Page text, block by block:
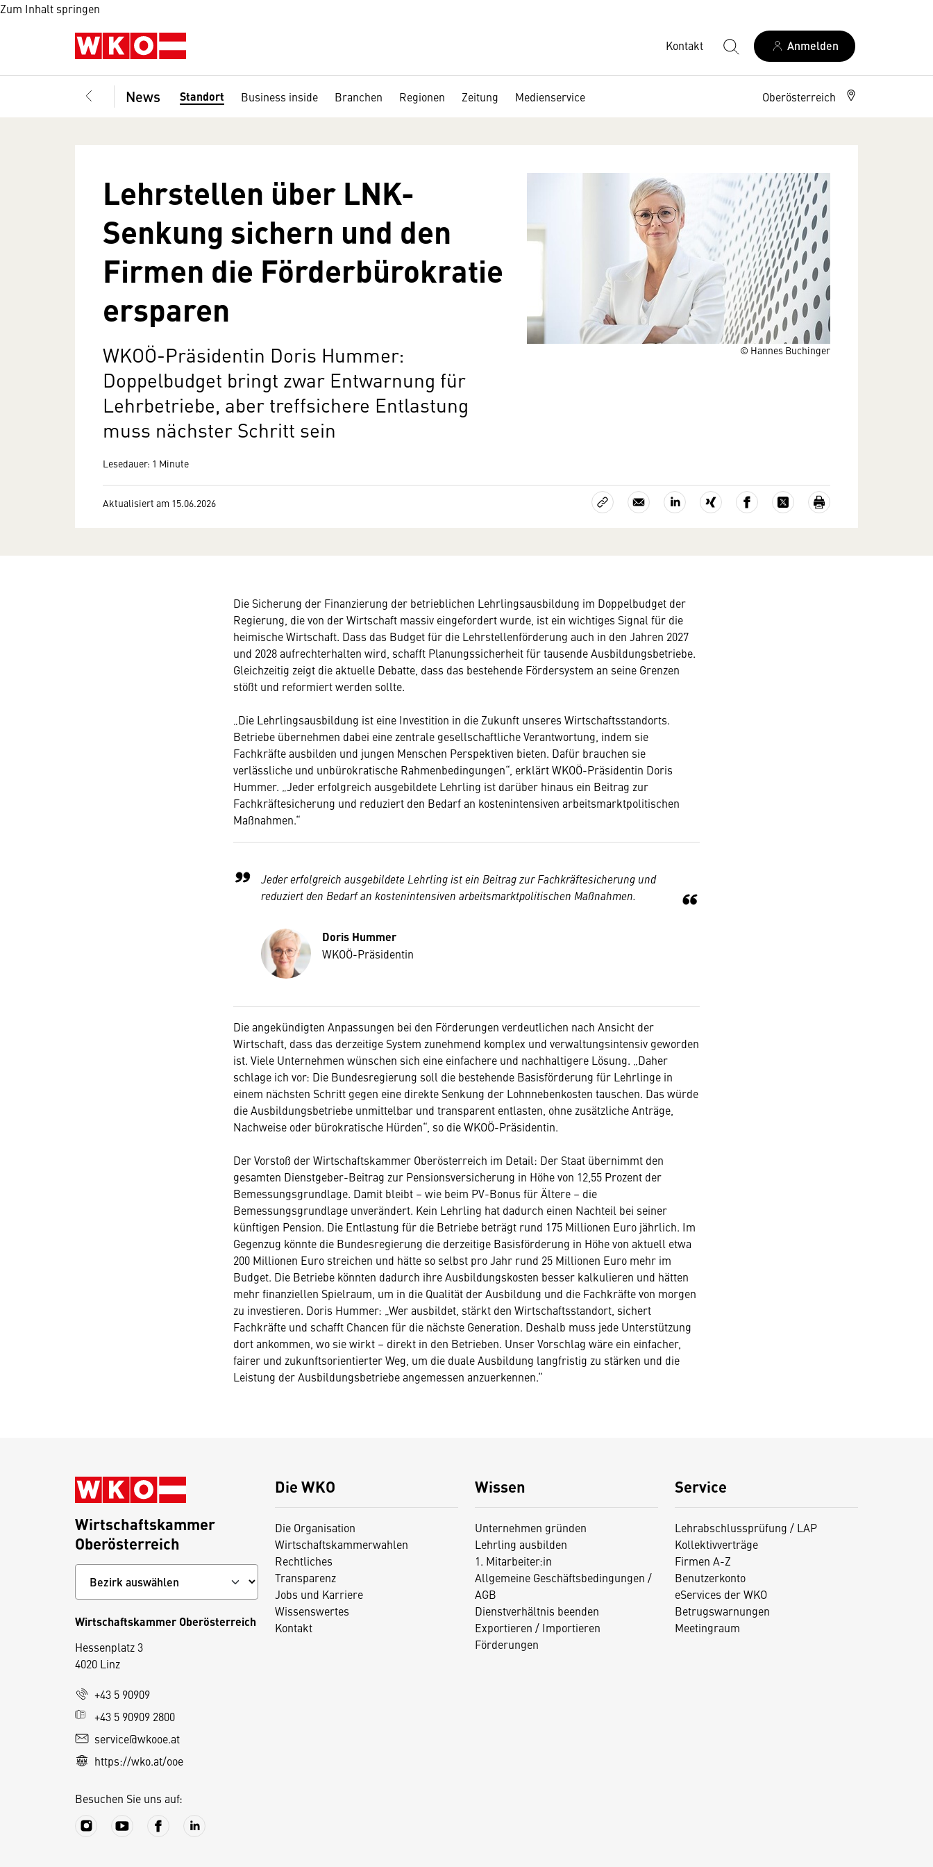
Zum Inhalt springen
Kontakt Anmelden
News Standort Business inside Branchen Regionen Zeitung Medienservice Oberösterreich
© Hannes Buchinger
Lehrstellen über LNK-
Senkung sichern und den
Firmen die Förderbürokratie
ersparen
WKOÖ-Präsidentin Doris Hummer:
Doppelbudget bringt zwar Entwarnung für
Lehrbetriebe, aber treffsichere Entlastung
muss nächster Schritt sein
Lesedauer: 1 Minute
Aktualisiert am 15.06.2026
Die Sicherung der Finanzierung der betrieblichen Lehrlingsausbildung im Doppelbudget der
Regierung, die von der Wirtschaft massiv eingefordert wurde, ist ein wichtiges Signal für die
heimische Wirtschaft. Dass das Budget für die Lehrstellenförderung auch in den Jahren 2027
und 2028 aufrechterhalten wird, schafft Planungssicherheit für tausende Ausbildungsbetriebe.
Gleichzeitig zeigt die aktuelle Debatte, dass das bestehende Fördersystem an seine Grenzen
stößt und reformiert werden sollte.
„Die Lehrlingsausbildung ist eine Investition in die Zukunft unseres Wirtschaftsstandorts.
Betriebe übernehmen dabei eine zentrale gesellschaftliche Verantwortung, indem sie
Fachkräfte ausbilden und jungen Menschen Perspektiven bieten. Dafür brauchen sie
verlässliche und unbürokratische Rahmenbedingungen“, erklärt WKOÖ-Präsidentin Doris
Hummer. „Jeder erfolgreich ausgebildete Lehrling ist darüber hinaus ein Beitrag zur
Fachkräftesicherung und reduziert den Bedarf an kostenintensiven arbeitsmarktpolitischen
Maßnahmen.“
Jeder erfolgreich ausgebildete Lehrling ist ein Beitrag zur Fachkräftesicherung und
reduziert den Bedarf an kostenintensiven arbeitsmarktpolitischen Maßnahmen.
Doris Hummer
WKOÖ-Präsidentin
Die angekündigten Anpassungen bei den Förderungen verdeutlichen nach Ansicht der
Wirtschaft, dass das derzeitige System zunehmend komplex und verwaltungsintensiv geworden
ist. Viele Unternehmen wünschen sich eine einfachere und nachhaltigere Lösung. „Daher
schlage ich vor: Die Bundesregierung soll die bestehende Basisförderung für Lehrlinge in
einem nächsten Schritt gegen eine direkte Senkung der Lohnnebenkosten tauschen. Das würde
die Ausbildungsbetriebe unmittelbar und transparent entlasten, ohne zusätzliche Anträge,
Nachweise oder bürokratische Hürden“, so die WKOÖ-Präsidentin.
Der Vorstoß der Wirtschaftskammer Oberösterreich im Detail: Der Staat übernimmt den
gesamten Dienstgeber-Beitrag zur Pensionsversicherung in Höhe von 12,55 Prozent der
Bemessungsgrundlage. Damit bleibt – wie beim PV-Bonus für Ältere – die
Bemessungsgrundlage unverändert. Kein Lehrling hat dadurch einen Nachteil bei seiner
künftigen Pension. Die Entlastung für die Betriebe beträgt rund 175 Millionen Euro jährlich. Im
Gegenzug könnte die Bundesregierung die derzeitige Basisförderung in Höhe von aktuell etwa
200 Millionen Euro streichen und hätte so selbst pro Jahr rund 25 Millionen Euro mehr im
Budget. Die Betriebe könnten dadurch ihre Ausbildungskosten besser kalkulieren und hätten
mehr finanziellen Spielraum, um in die Qualität der Ausbildung und die Fachkräfte von morgen
zu investieren. Doris Hummer: „Wer ausbildet, stärkt den Wirtschaftsstandort, sichert
Fachkräfte und schafft Chancen für die nächste Generation. Deshalb muss jede Unterstützung
dort ankommen, wo sie wirkt – direkt in den Betrieben. Unser Vorschlag wäre ein einfacher,
fairer und zukunftsorientierter Weg, um die duale Ausbildung langfristig zu stärken und die
Leistung der Ausbildungsbetriebe angemessen anzuerkennen.“
Die WKO
Die Organisation
Wirtschaftskammerwahlen
Rechtliches
Transparenz
Jobs und Karriere
Wissenswertes
Kontakt
Wissen
Unternehmen gründen
Lehrling ausbilden
1. Mitarbeiter:in
Allgemeine Geschäftsbedingungen /
AGB
Dienstverhältnis beenden
Exportieren / Importieren
Förderungen
Service
Lehrabschlussprüfung / LAP
Kollektivverträge
Firmen A-Z
Benutzerkonto
eServices der WKO
Betrugswarnungen
Meetingraum
Wirtschaftskammer
Oberösterreich
Wirtschaftskammer Oberösterreich
Hessenplatz 3
4020 Linz
+43 5 90909
+43 5 90909 2800
service@wkooe.at
https://wko.at/ooe
Besuchen Sie uns auf: